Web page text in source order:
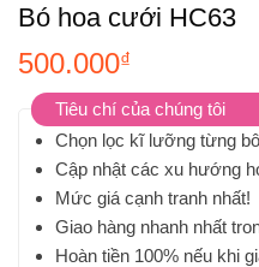
Bó hoa cưới HC63
500.000₫
Tiêu chí của chúng tôi
Chọn lọc kĩ lưỡng từng
Cập nhật các xu hướng
Mức giá cạnh tranh nhất!
Giao hàng nhanh nhất
Hoàn tiền 100% nếu khi